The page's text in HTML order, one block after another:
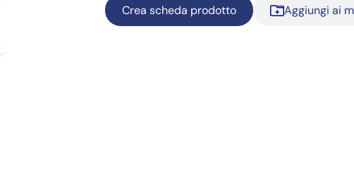
Crea scheda prodotto Aggiungi ai